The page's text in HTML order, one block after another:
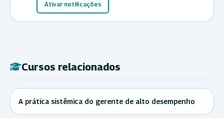
Ativar notificações
Cursos relacionados
A prática sistêmica do gerente de alto desempenho